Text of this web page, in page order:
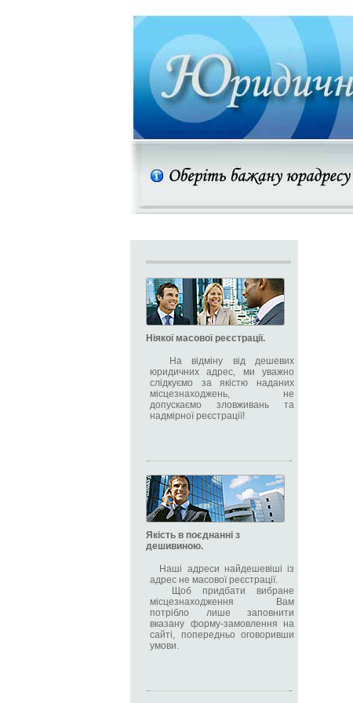
Ніякої масової реєстрації.
На відміну від дешевих
юридичних адрес, ми уважно
слідкуємо за якістю наданих
місцезнаходжень, не
допускаємо зловживань та
надмірної реєстрації!
Якість в поєднанні з
дешивиною.
Наші адреси найдешевіші із
адрес не масової реєстрації.
Щоб придбати вибране
місцезнаходження Вам
потрібло лише заповнити
вказану форму-замовлення на
сайті, попередньо оговоривши
умови.